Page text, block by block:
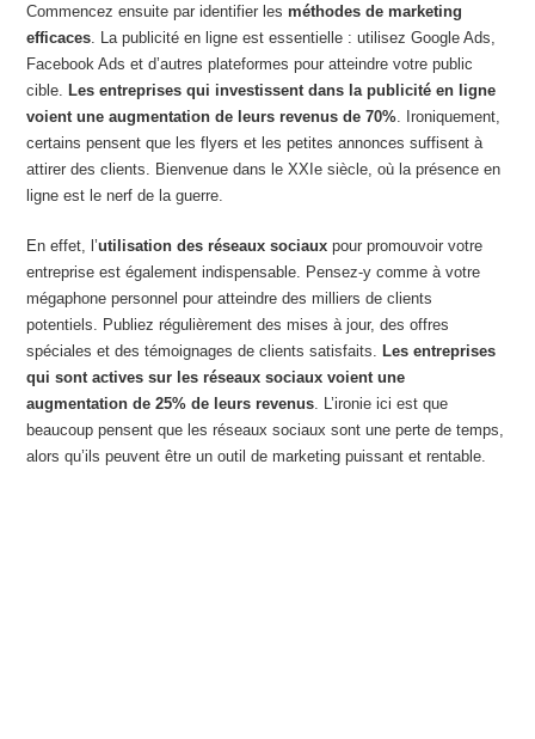
Commencez ensuite par identifier lesméthodes de marketing
efficaces . La publicité en ligne est essentielle : utilisez Google Ads,
Facebook Ads et d’autres plateformes pour atteindre votre public
cible.Les entreprises qui investissent dans la publicité en ligne
voient une augmentation de leurs revenus de 70% . Ironiquement,
certains pensent que les flyers et les petites annonces suffisent à
attirer des clients. Bienvenue dans le XXIe siècle, où la présence en
ligne est le nerf de la guerre.
En effet, l’utilisation des réseaux sociaux pour promouvoir votre
entreprise est également indispensable. Pensez-y comme à votre
mégaphone personnel pour atteindre des milliers de clients
potentiels. Publiez régulièrement des mises à jour, des offres
spéciales et des témoignages de clients satisfaits.Les entreprises
qui sont actives sur les réseaux sociaux voient une
augmentation de 25% de leurs revenus . L’ironie ici est que
beaucoup pensent que les réseaux sociaux sont une perte de temps,
alors qu’ils peuvent être un outil de marketing puissant et rentable.